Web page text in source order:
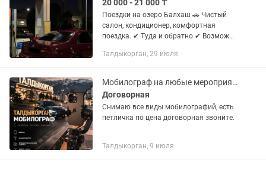
20 000 - 21 000 ₸
Поездки на озеро Балхаш 🚗 Чистый
салон, кондиционер, комфортная
поездка. ✔ Туда и обратно ✔ Возможна
удобное время ✔ По времени не
Талдыкорган, 29 июля
Мобилограф на любые мероприятий
Договорная
Снимаю все виды мобилографий, есть
петличка по цена договорная звоните.
Талдыкорган, 9 июля